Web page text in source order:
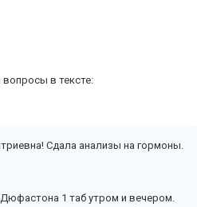
в тексте:
Сдала анализы на гормоны.
1 таб утром и вечером.